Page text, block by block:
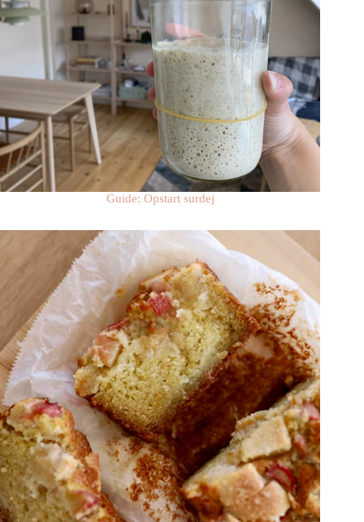
Guide: Opstart surdej